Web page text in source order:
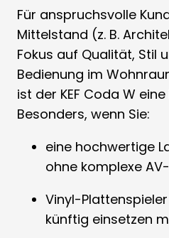
Für anspruchsvolle
Mittel­stand (z. B.
Fokus auf Qualität, Stil
Bedienung im
ist der KEF Coda W
Besonders, wenn Sie:
eine hochwertige
ohne komplexe
Vinyl-
künftig einsetzen